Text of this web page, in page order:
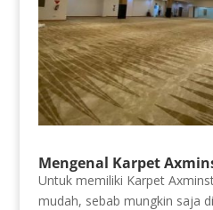
Mengenal Karpet
Untuk memiliki Karpet
mudah, sebab mungkin saja